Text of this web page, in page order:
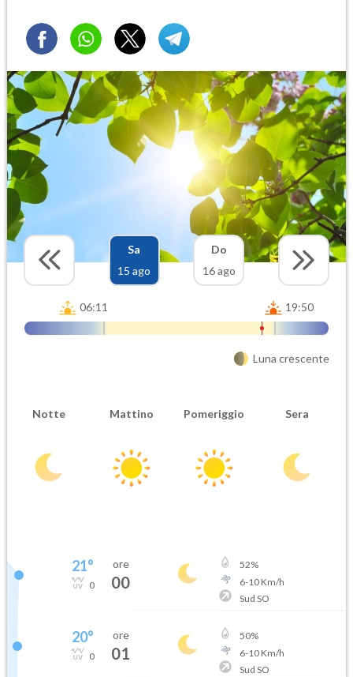
Sa
15 ago
Do
16 ago
06:11 19:50
Luna crescente
Notte Mattino Pomeriggio Sera
21°
0
ore
00
52%
6-10Km/h
Sud SO
20°
0
ore
01
50%
6-10Km/h
Sud SO